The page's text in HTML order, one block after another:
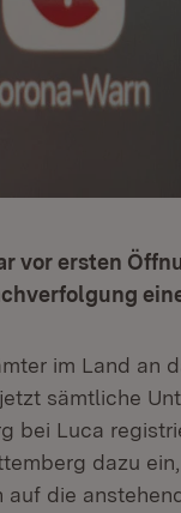
vor ersten
im Land an
sämtliche
bei Luca
dazu
die